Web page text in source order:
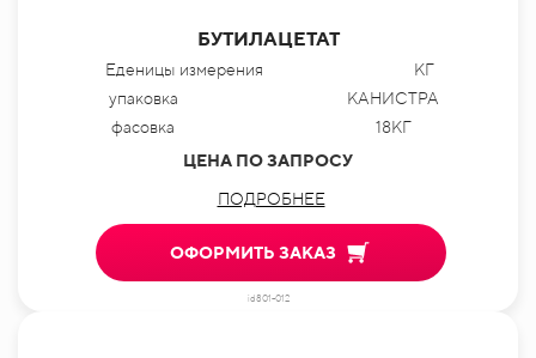
БУТИЛАЦЕТАТ
Еденицы измерения
КГ
упаковка
КАНИСТРА
фасовка
18КГ
ЦЕНА ПО ЗАПРОСУ
ПОДРОБНЕЕ
ОФОРМИТЬ ЗАКАЗ
id801-012